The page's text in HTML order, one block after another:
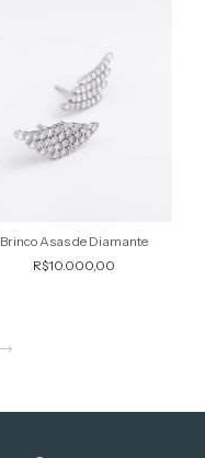
Brinco Asas de Diamante
R$10.000,00